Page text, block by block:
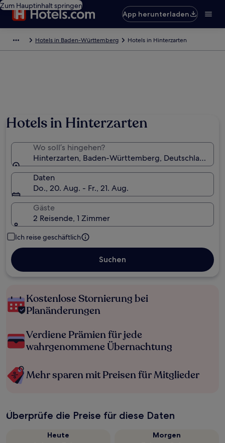
Zum Hauptinhalt springen
App herunterladen
Hotels in Baden-Württemberg Hotels in Hinterzarten
Hotels in Hinterzarten
Wo soll’s hingehen?
Hinterzarten, Baden-Württemberg, Deutschland
Daten
Do., 20. Aug. - Fr., 21. Aug.
Gäste
2 Reisende, 1 Zimmer
Ich reise geschäftlich
Suchen
Kostenlose Stornierung bei
Planänderungen
Verdiene Prämien für jede
wahrgenommene Übernachtung
Mehr sparen mit Preisen für Mitglieder
Überprüfe die Preise für diese Daten
Heute
Morgen